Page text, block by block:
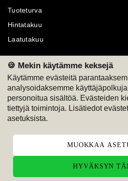
🍪 Mekin käytämme keksejä
Käytämme evästeitä
analysoidaksemme
personoitua sisältöä. Evästeiden
tiettyjä toimintoja. Lisätiedot
asetuksista.
MUOKKAA
HYVÄKSYN
Tuoteturva
Hintatakuu
Laatutakuu
Maksutavat
M